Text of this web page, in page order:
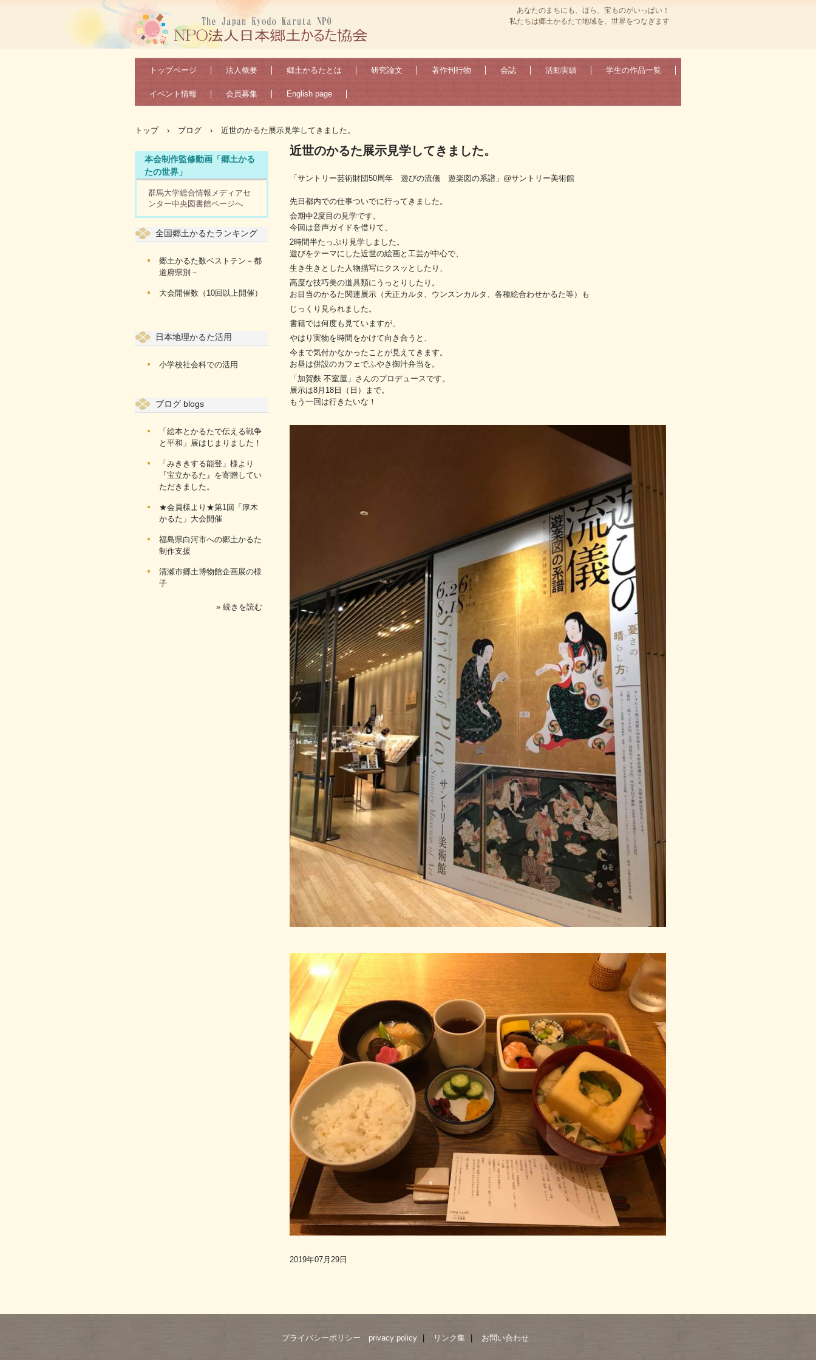
あなたのまちにも、ほら、宝ものがいっぱい！
私たちは郷土かるたで地域を、世界をつなぎます
トップページ 法人概要 郷土かるたとは 研究論文 著作刊行物 会誌 活動実績 学生の作品一覧
イベント情報 会員募集 English page
トップ › ブログ › 近世のかるた展示見学してきました。
近世のかるた展示見学してきました。
「サントリー芸術財団50周年 遊びの流儀 遊楽図の系譜」@サントリー美術館
先日都内での仕事ついでに行ってきました。
会期中2度目の見学です。
今回は音声ガイドを借りて、
2時間半たっぷり見学しました。
遊びをテーマにした近世の絵画と工芸が中心で、
生き生きとした人物描写にクスッとしたり、
高度な技巧美の道具類にうっとりしたり。
お目当のかるた関連展示（天正カルタ、ウンスンカルタ、各種絵合わせかるた等）も
じっくり見られました。
書籍では何度も見ていますが、
やはり実物を時間をかけて向き合うと、
今まで気付かなかったことが見えてきます。
お昼は併設のカフェでふやき御汁弁当を。
「加賀麩 不室屋」さんのプロデュースです。
展示は8月18日（日）まで。
もう一回は行きたいな！
2019年07月29日
本会制作監修動画「郷土かる
たの世界」
群馬大学総合情報メディアセ
ンター中央図書館ページへ
全国郷土かるたランキング
郷土かるた数ベストテン－都
道府県別－
大会開催数（10回以上開催）
日本地理かるた活用
小学校社会科での活用
ブログ blogs
「絵本とかるたで伝える戦争
と平和」展はじまりました！
「みききする能登」様より
『宝立かるた』を寄贈してい
ただきました。
★会員様より★第1回「厚木
かるた」大会開催
福島県白河市への郷土かるた
制作支援
清瀬市郷土博物館企画展の様
子
» 続きを読む
プライバシーポリシー privacy policy リンク集 お問い合わせ